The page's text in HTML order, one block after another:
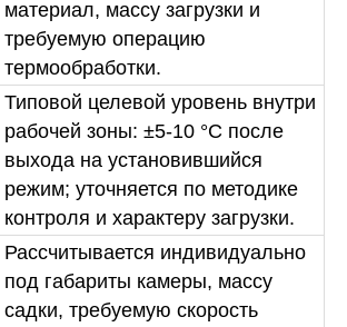
материал, массу загрузки и
требуемую операцию
термообработки.
Типовой целевой уровень внутри
рабочей зоны: ±5-10 °C после
выхода на установившийся
режим; уточняется по методике
контроля и характеру загрузки.
Рассчитывается индивидуально
под габариты камеры, массу
садки, требуемую скорость